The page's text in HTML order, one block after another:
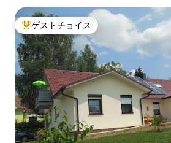
大好評のゲストチョイスです。
ゲストチョイス